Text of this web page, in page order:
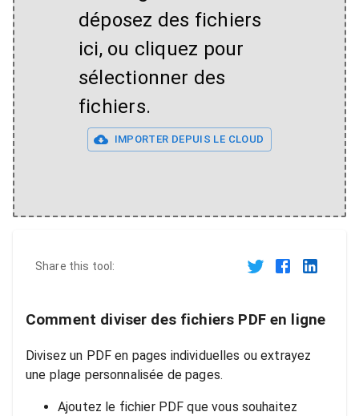
déposez des fichiers
ici, ou cliquez pour
sélectionner des
fichiers.
IMPORTER DEPUIS LE CLOUD
Share this tool:
Comment diviser des fichiers PDF en ligne
Divisez un PDF en pages individuelles ou extrayez
une plage personnalisée de pages.
Ajoutez le fichier PDF que vous souhaitez